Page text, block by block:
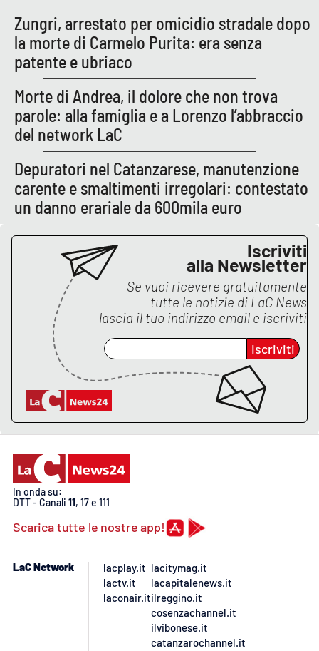
APP
Android
Apple
Zungri, arrestato per omicidio stradale dopo
la morte di Carmelo Purita: era senza
patente e ubriaco
Morte di Andrea, il dolore che non trova
parole: alla famiglia e a Lorenzo l’abbraccio
del network LaC
Depuratori nel Catanzarese, manutenzione
carente e smaltimenti irregolari: contestato
un danno erariale da 600mila euro
Iscriviti
alla Newsletter
Se vuoi ricevere gratuitamente
tutte le notizie di LaC News
lascia il tuo indirizzo email e iscriviti
Iscriviti
In onda su:
DTT - Canali 11, 17 e 111
Scarica tutte le nostre app!
LaC Network
lacplay.it
lactv.it
laconair.it
lacitymag.it
lacapitalenews.it
ilreggino.it
cosenzachannel.it
ilvibonese.it
catanzarochannel.it